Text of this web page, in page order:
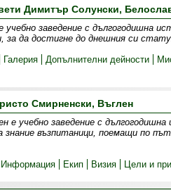
Димитър Солунски,
заведение с дългогодишна
за да достигне до днешния си
Галерия Допълнителни дейности
Смирненски, Въглен
е учебно заведение с дългогодишна
възпитаници, поемащи по
Информация
Екип Визия Цели и